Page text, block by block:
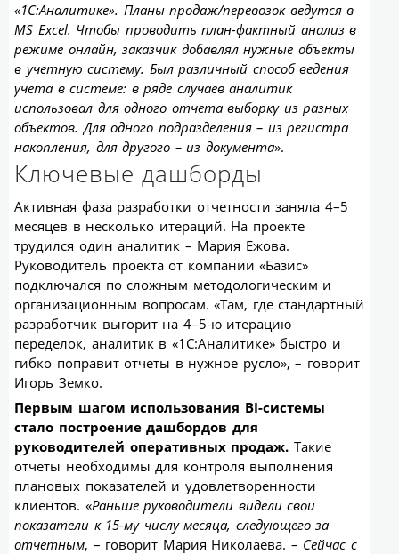
«1С:Аналитике». Планы продаж/перевозок ведутся в
MS Excel. Чтобы проводить план-фактный анализ в
режиме онлайн, заказчик добавлял нужные объекты
в учетную систему. Был различный способ ведения
учета в системе: в ряде случаев аналитик
использовал для одного отчета выборку из разных
объектов. Для одного подразделения – из регистра
накопления, для другого – из документа».
Ключевые дашборды
Активная фаза разработки отчетности заняла 4–5
месяцев в несколько итераций. На проекте
трудился один аналитик – Мария Ежова.
Руководитель проекта от компании «Базис»
подключался по сложным методологическим и
организационным вопросам. «Там, где стандартный
разработчик выгорит на 4–5-ю итерацию
переделок, аналитик в «1С:Аналитике» быстро и
гибко поправит отчеты в нужное русло», – говорит
Игорь Земко.
Первым шагом использования BI-системы
стало построение дашбордов для
руководителей оперативных продаж. Такие
отчеты необходимы для контроля выполнения
плановых показателей и удовлетворенности
клиентов. «Раньше руководители видели свои
показатели к 15-му числу месяца, следующего за
отчетным, – говорит Мария Николаева. – Сейчас с